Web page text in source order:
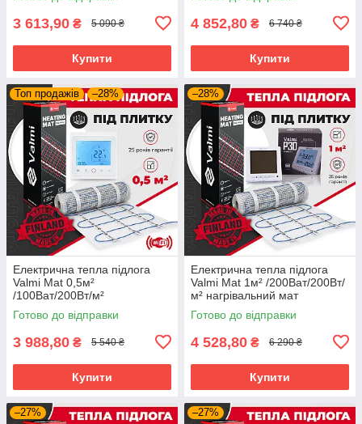
3 613,90 ₴ 5 090 ₴
Купити
4 852,80 ₴ 6 740 ₴
Купити
Топ продажів –28%
Електрична тепла підлога
Valmi Mat 0,5м²
/100Ват/200Вт/м²
нагрівальний мат
терморегулятором TWE02
Готово до відправки
3 988,80 ₴ 5 540 ₴
Купити
–28%
Електрична тепла підлога
Valmi Mat 1м² /200Ват/200Вт/
м² нагрівальний мат
терморегулятором Valmi P30
Готово до відправки
4 528,80 ₴ 6 290 ₴
Купити
–27% –27%